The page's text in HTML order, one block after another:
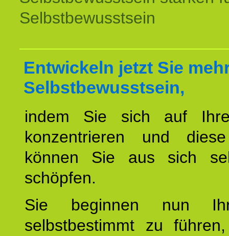
Selbstbewusstsein
Entwickeln jetzt Sie
Selbstbewusstsein,
indem Sie sich auf
konzentrieren und
können Sie aus sich
schöpfen.
Sie beginnen nun
selbstbestimmt zu